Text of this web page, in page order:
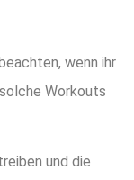
wenn ihr
Workouts
und die